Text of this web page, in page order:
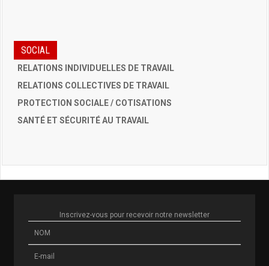
SOCIAL
RELATIONS INDIVIDUELLES DE TRAVAIL
RELATIONS COLLECTIVES DE TRAVAIL
PROTECTION SOCIALE / COTISATIONS
SANTÉ ET SÉCURITÉ AU TRAVAIL
Inscrivez-vous pour recevoir notre newsletter